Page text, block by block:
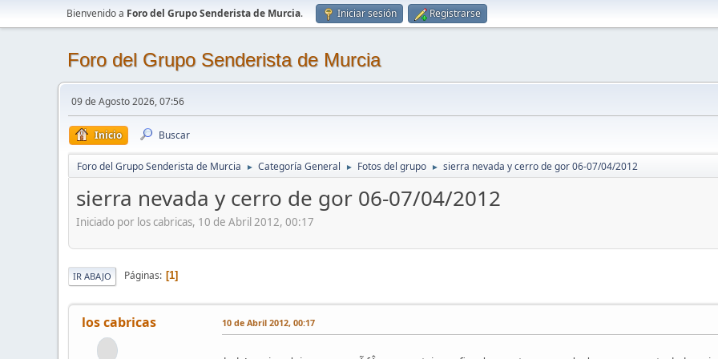
Bienvenido a Foro del Grupo Senderista de Murcia. Iniciar sesión Registrarse
Foro del Grupo Senderista de Murcia
09 de Agosto 2026, 07:56
Inicio Buscar
Foro del Grupo Senderista de Murcia ► Categoría General ► Fotos del grupo ► sierra nevada y cerro de gor 06-07/04/2012
sierra nevada y cerro de gor 06-07/04/2012
Iniciado por los cabricas, 10 de Abril 2012, 00:17
IR ABAJO Páginas 1
los cabricas 10 de Abril 2012, 00:17